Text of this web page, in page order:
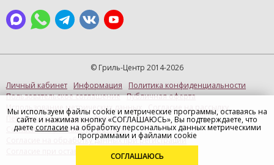
© Гриль-Центр 2014-2026
Личный кабинет Информация
Политика конфиденциальности
Пользовательское соглашение Публичная оферта
Использование метрических данных
Персональные данные (Купить в 1 клик)
Согласие на рекламную рассылку
Согласие на обработку данных при регистрации
Согласие при оставлении отзыва
Мы используем файлы cookie и метрические программы, оставаясь на
сайте и нажимая кнопку «СОГЛАШАЮСЬ», Вы подтверждаете, что
даете согласие на обработку персональных данных метрическими
программами и файлами cookie
СОГЛАШАЮСЬ